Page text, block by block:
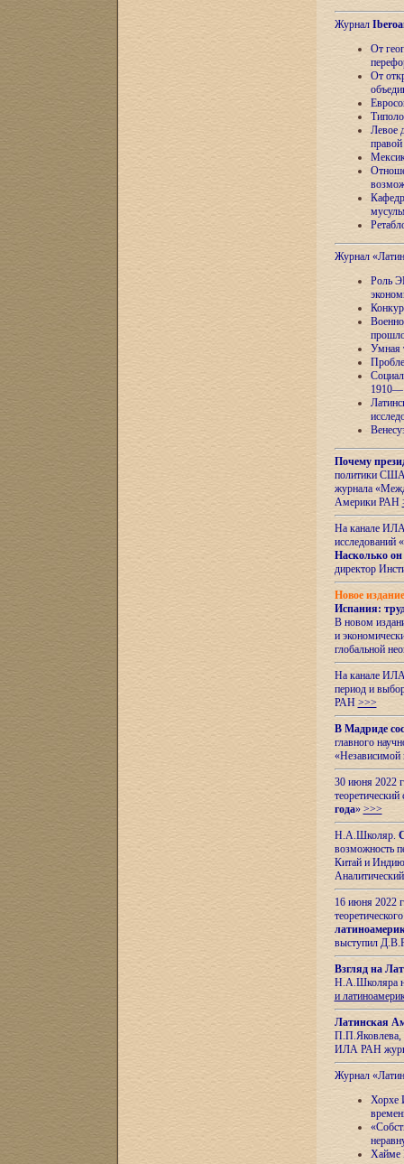
Журнал
От
От
Левое
Журнал
Роль
Умная
Почему
политики США
журнала
Америки РАН
На канале ИЛА
исследований «
Насколько он
директор
Новое
Испания:
В новом
и
глобальной
На канале
период и
РАН >>>
В Мадриде
главного
«Независимой
30 июня 2022
года» >>>
Н.А.Школяр.
возможность
Китай и
16 июня 2022
выступил
Взгляд на
Н.А.Школяра
и
Латинская
П.П.Яковлева,
ИЛА РАН
Журнал
Хорхе
Хайме